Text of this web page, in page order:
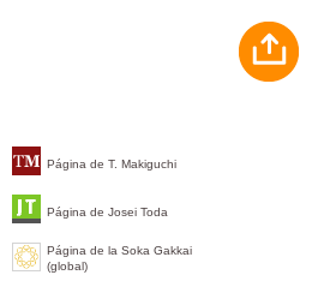
Página de T. Makiguchi
Página de Josei Toda
Página de la Soka Gakkai
(global)